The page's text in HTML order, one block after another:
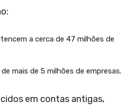
a cerca de 47 milhões de
mais de 5 milhões de empresas.
em contas antigas,